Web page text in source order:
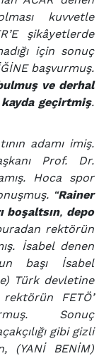
kuvvetle
şikâyetlerde
için sonuç
başvurmuş.
ve derhal
kayda geçirtmiş.
adamı imiş.
Prof. Dr.
Hoca spor
“Rainer
boşaltsın, depo
rektörün
İsabel denen
başı İsabel
Türk devletine
FETÖ’
Sonuç
gibi gizli
(YANİ BENİM)